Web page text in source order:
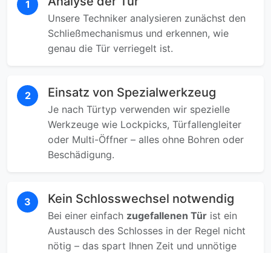
1
Unsere Techniker analysieren zunächst den
Schließmechanismus und erkennen, wie
genau die Tür verriegelt ist.
2 Einsatz von Spezialwerkzeug
Je nach Türtyp verwenden wir spezielle
Werkzeuge wie Lockpicks, Türfallengleiter
oder Multi-Öffner – alles ohne Bohren oder
Beschädigung.
3 Kein Schlosswechsel notwendig
Bei einer einfach zugefallenen Tür ist ein
Austausch des Schlosses in der Regel nicht
nötig – das spart Ihnen Zeit und unnötige